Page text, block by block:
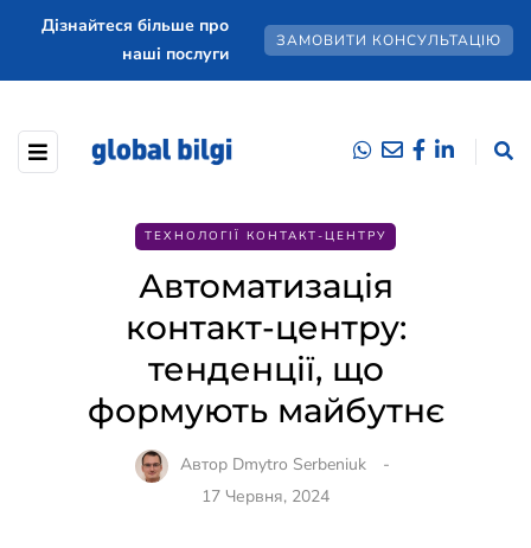
Дізнайтеся більше про
наші послуги
ЗАМОВИТИ КОНСУЛЬТАЦІЮ
ТЕХНОЛОГІЇ КОНТАКТ-ЦЕНТРУ
Автоматизація
контакт-центру:
тенденції, що
формують майбутнє
Автор Dmytro Serbeniuk
17 Червня, 2024